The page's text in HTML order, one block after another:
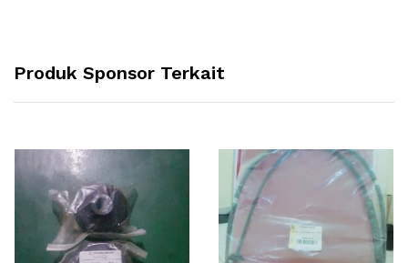
Produk Sponsor Terkait